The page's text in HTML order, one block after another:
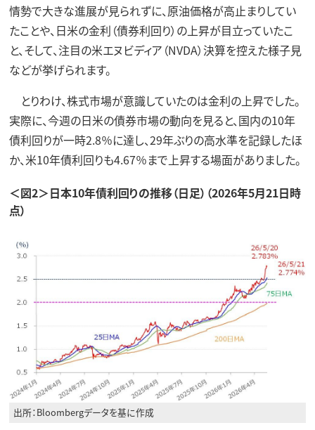
情勢で大きな進展が見られずに、原油価格が高止まりしてい
たことや、日米の金利（債券利回り）の上昇が目立っていたこ
と、そして、注目の米エヌビディア（NVDA）決算を控えた様子見
などが挙げられます。
とりわけ、株式市場が意識していたのは金利の上昇でした。
実際に、今週の日米の債券市場の動向を見ると、国内の10年
債利回りが一時2.8％に達し、29年ぶりの高水準を記録したほ
か、米10年債利回りも4.67％まで上昇する場面がありました。
＜図2＞日本10年債利回りの推移（日足）（2026年5月21日時
点）
出所：Bloombergデータを基に作成